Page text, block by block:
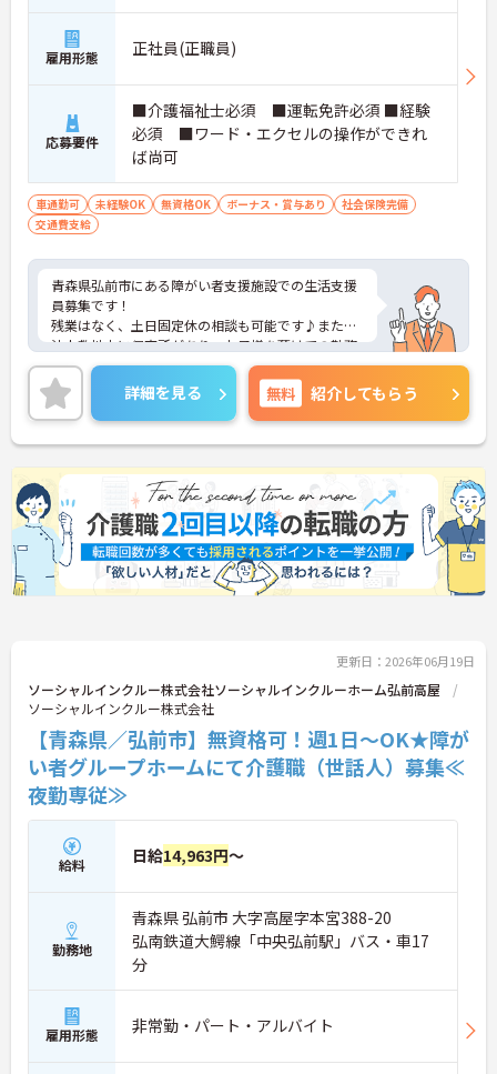
雇用形態 正社員(正職員)
応募要件
■介護福祉士必須 ■運転免許必須 ■経験
必須 ■ワード・エクセルの操作ができれ
ば尚可
車通勤可 未経験OK 無資格OK ボーナス・賞与あり
社会保険完備
交通費支給
青森県弘前市にある障がい者支援施設での生活支援
員募集です！
残業はなく、土日固定休の相談も可能です♪また同
法人敷地内に保育所があり、お子様を預けての勤務
ができます◎
マイカー通勤OKで無料駐車場付き！ 通勤もラクラ
クです☆
ご興味のある方には、面接対策ポイントなど、さら
に詳細をお話しいたしますのでお気軽にご相談くだ
さい！
詳細を見る 無料 紹介してもらう
更新日：2026年06月19日
ソーシャルインクルー株式会社ソーシャルインクルーホーム弘前高屋
ソーシャルインクルー株式会社
【青森県／弘前市】無資格可！週1日～OK★障が
い者グループホームにて介護職（世話人）募集≪
夜勤専従≫
給料 日給14,963円～
勤務地
青森県 弘前市 大字高屋字本宮388-20
弘南鉄道大鰐線「中央弘前駅」バス・車17
分
雇用形態 非常勤・パート・アルバイト